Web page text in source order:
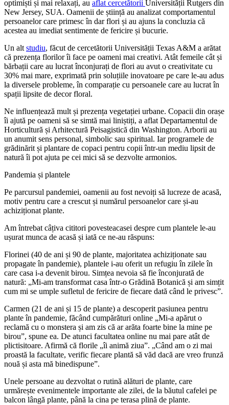
optimiști și mai relaxați, au aflat cercetătorii Universității Rutgers din
New Jersey, SUA. Oamenii de știință au analizat comportamentul
persoanelor care primesc în dar flori și au ajuns la concluzia că
acestea au imediat sentimente de fericire și bucurie.
Un alt studiu, făcut de cercetătorii Universității Texas A&M a arătat
că prezența florilor îi face pe oameni mai creativi. Atât femeile cât și
bărbații care au lucrat înconjurați de flori au avut o creativitate cu
30% mai mare, exprimată prin soluțiile inovatoare pe care le-au adus
la diversele probleme, în comparație cu persoanele care au lucrat în
spații lipsite de decor floral.
Ne influențează mult și prezența vegetației urbane. Copacii din orașe
îi ajută pe oameni să se simtă mai liniștiți, a aflat Departamentul de
Horticultură și Arhitectură Peisagistică din Washington. Arborii au
un anumit sens personal, simbolic sau spiritual. Iar programele de
grădinărit și plantare de copaci pentru copii într-un mediu lipsit de
natură îi pot ajuta pe cei mici să se dezvolte armonios.
Pandemia și plantele
Pe parcursul pandemiei, oamenii au fost nevoiți să lucreze de acasă,
motiv pentru care a crescut și numărul persoanelor care și-au
achiziționat plante.
Am întrebat câțiva cititori povesteacasei despre cum plantele le-au
ușurat munca de acasă și iată ce ne-au răspuns:
Florinei (40 de ani și 90 de plante, majoritatea achiziționate sau
propagate în pandemie), plantele i-au oferit un refugiu în zilele în
care casa i-a devenit birou. Simțea nevoia să fie înconjurată de
natură: „Mi-am transformat casa într-o Grădină Botanică și am simțit
cum mi se umple sufletul de fericire de fiecare dată când le privesc”.
Carmen (21 de ani și 15 de plante) a descoperit pasiunea pentru
plante în pandemie, făcând cumpărături online „Mi-a apărut o
reclamă cu o monstera și am zis că ar arăta foarte bine la mine pe
birou”, spune ea. De atunci facultatea online nu mai pare atât de
plictisitoare. Afirmă că florile „îi animă ziua”. „Când am o zi mai
proastă la facultate, verific fiecare plantă să văd dacă are vreo frunză
nouă și asta mă binedispune”.
Unele persoane au dezvoltat o rutină alături de plante, care
urmărește evenimentele importante ale zilei, de la băutul cafelei pe
balcon lângă plante, până la cina pe terasa plină de plante.